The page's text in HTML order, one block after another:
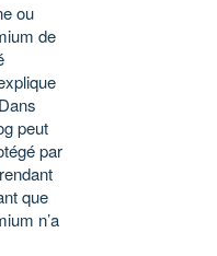
ou
de
peut
par
que
n’a